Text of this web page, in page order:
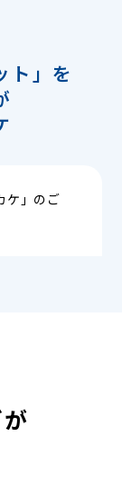
ト」を
ケ」のご